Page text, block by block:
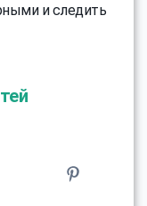
и следить